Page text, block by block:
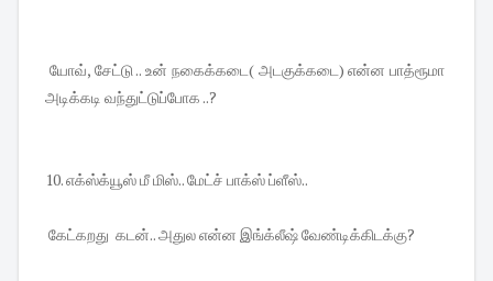
யோவ், சேட்டு .. உன் நகைக்கடை( அடகுக்கடை) என்ன பாத்ரூமா
அடிக்கடி வந்துட்டுப்போக ..?
10. எக்ஸ்க்யூஸ் மீ மிஸ்.. மேட்ச் பாக்ஸ் ப்ளீஸ்..
கேட்கறது கடன்.. அதுல என்ன இங்க்லீஷ் வேண்டிக்கிடக்கு?